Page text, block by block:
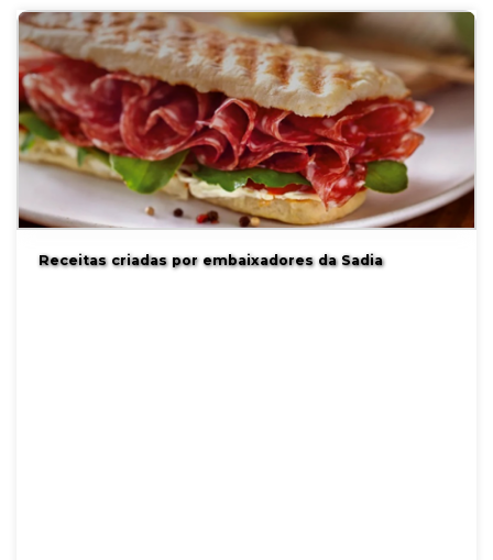
Receitas criadas por embaixadores da Sadia